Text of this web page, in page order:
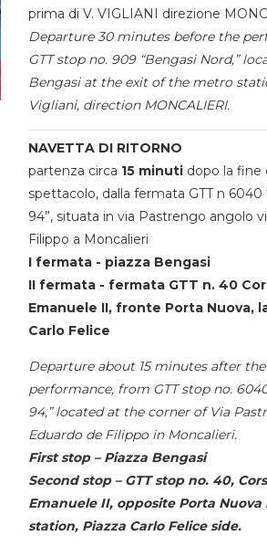
prima di V. VIGLIANI direzione
Departure 30 minutes before the
GTT stop no. 909 “Bengasi Nord,”
Bengasi at the exit of the metro
Vigliani, direction MONCALIERI.
NAVETTA DI RITORNO
partenza circa 15 minuti dopo la fine
spettacolo, dalla fermata GTT n 6040
94”, situata in via Pastrengo angolo
Filippo a Moncalieri
I fermata - piazza Bengasi
II fermata - fermata GTT n. 40
Emanuele II, fronte Porta Nuova,
Carlo Felice
Departure about 15 minutes after
performance, from GTT stop no.
94,” located at the corner of Via
Eduardo de Filippo in Moncalieri.
First stop – Piazza Bengasi
Second stop – GTT stop no. 40,
Emanuele II, opposite Porta Nuova
station, Piazza Carlo Felice side.